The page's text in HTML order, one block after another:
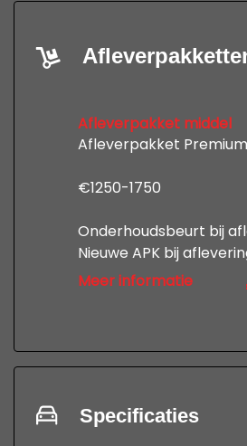
Afleverpakket middel
Afleverpakket
€1250-1750
Onderhoudsbeurt bij
Nieuwe APK bij
12 maanden
Professionele
kijk op
Meer informatie
Specificaties